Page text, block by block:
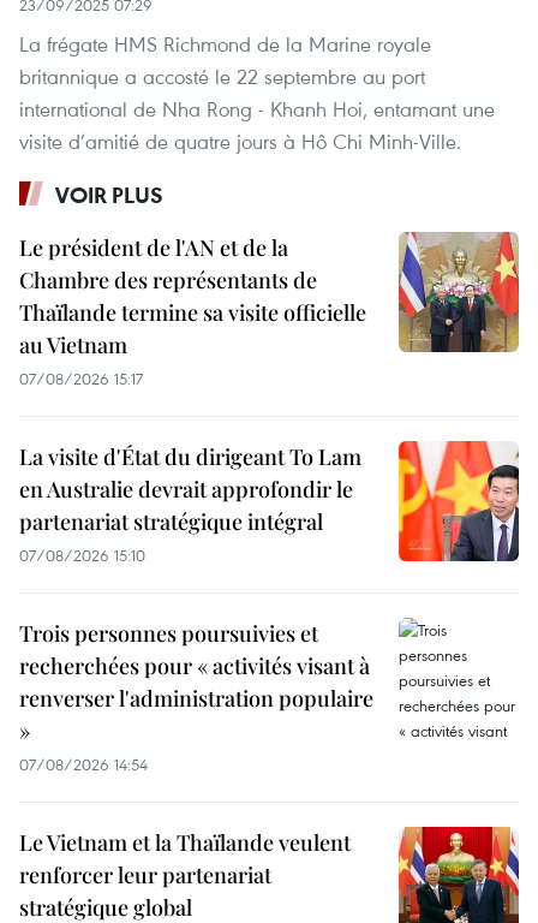
23/09/2025 07:29
La frégate HMS Richmond de la Marine royale
britannique a accosté le 22 septembre au port
international de Nha Rong - Khanh Hoi, entamant une
visite d’amitié de quatre jours à Hô Chi Minh-Ville.
VOIR PLUS
Le président de l'AN et de la
Chambre des représentants de
Thaïlande termine sa visite officielle
au Vietnam
07/08/2026 15:17
La visite d'État du dirigeant To Lam
en Australie devrait approfondir le
partenariat stratégique intégral
07/08/2026 15:10
Trois personnes poursuivies et
recherchées pour « activités visant à
renverser l'administration populaire
»
07/08/2026 14:54
Le Vietnam et la Thaïlande veulent
renforcer leur partenariat
stratégique global